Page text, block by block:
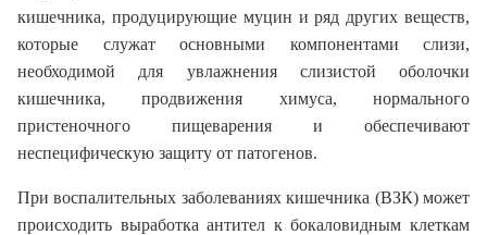
кишечника, продуцирующие муцин и ряд других веществ,
которые служат основными компонентами слизи,
необходимой для увлажнения слизистой оболочки
кишечника, продвижения химуса, нормального
пристеночного пищеварения и обеспечивают
неспецифическую защиту от патогенов.
При воспалительных заболеваниях кишечника (ВЗК) может
происходить выработка антител к бокаловидным клеткам